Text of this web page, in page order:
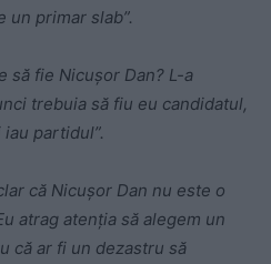
un primar slab”.
să fie Nicuşor Dan? L-a
trebuia să fiu eu candidatul,
partidul”.
că Nicușor Dan nu este o
atrag atenția să alegem un
că ar fi un dezastru să